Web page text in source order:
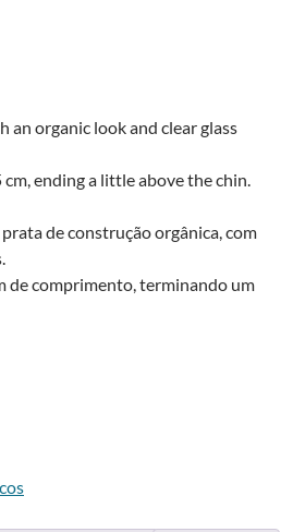
an organic look and clear glass
ending a little above the chin.
de construção orgânica, com
de comprimento, terminando um